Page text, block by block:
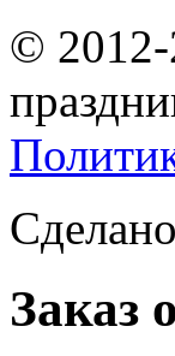
© 2012-
Заказ